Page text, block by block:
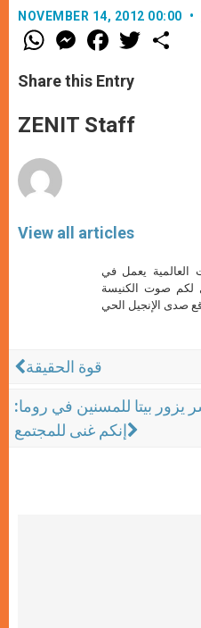
NOVEMBER 14, 2012 00:00
W
h
t
s
p
p
M
e
s
e
g
e
F
a
e
b
o
k
w
Share this Entry
ZENIT Staff
View all articles
العالمية يعمل في
لكم صوت الكنيسة
قوة الحقيقة
يزور بيتا للمسنين في روما:
إنكم غنى للمجتمع